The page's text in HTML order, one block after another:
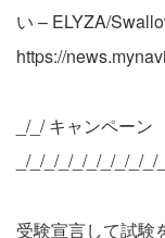
い – ELYZA/
https://
_/_/ キャンペーン
_/_/_/_/_/_/_/_/_/
受験宣言して試験